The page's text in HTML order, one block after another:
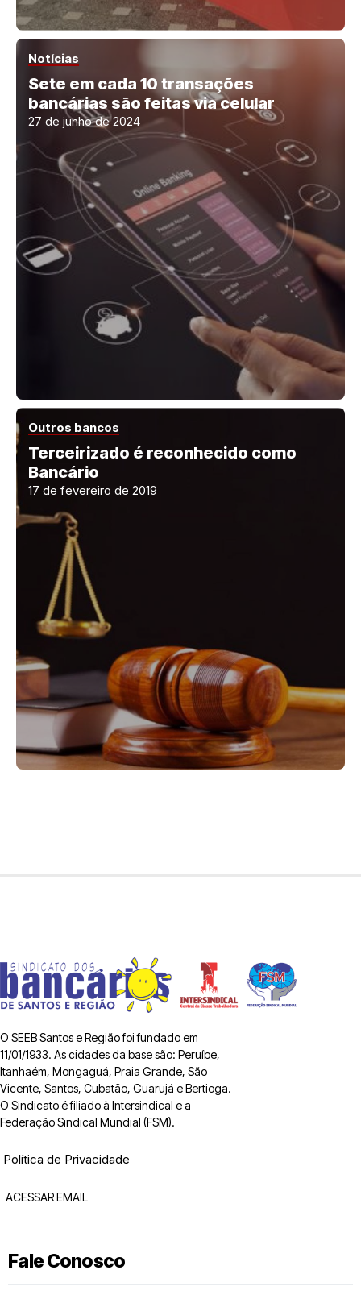
Notícias
Sete em cada 10 transações
bancárias são feitas via celular
27 de junho de 2024
Outros bancos
Terceirizado é reconhecido como
Bancário
17 de fevereiro de 2019
O SEEB Santos e Região foi fundado em
11/01/1933. As cidades da base são: Peruíbe,
Itanhaém, Mongaguá, Praia Grande, São
Vicente, Santos, Cubatão, Guarujá e Bertioga.
O Sindicato é filiado à Intersindical e a
Federação Sindical Mundial (FSM).
Política de Privacidade
ACESSAR EMAIL
Fale Conosco